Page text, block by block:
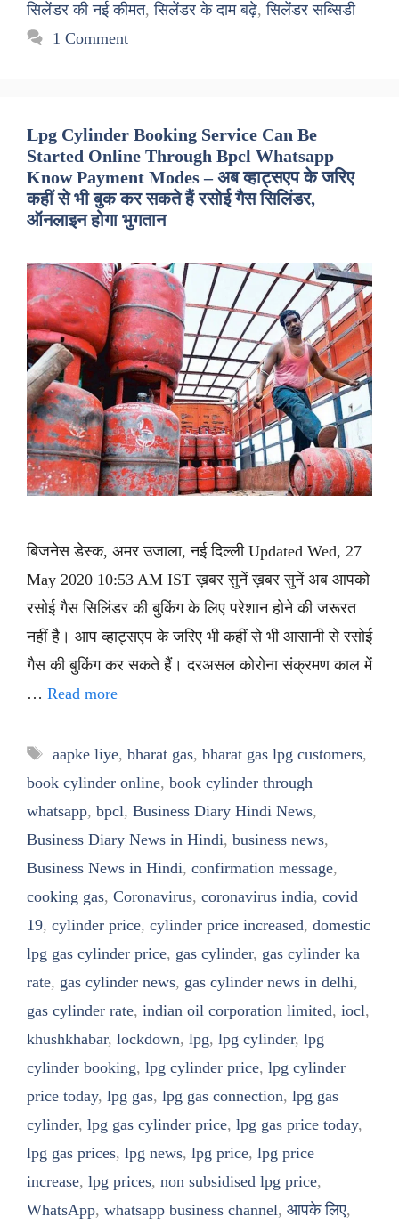
सिलेंडर की नई कीमत,सिलेंडर के दाम बढ़े,सिलेंडर सब्सिडी
1 Comment
Lpg Cylinder Booking Service Can Be
Started Online Through Bpcl Whatsapp
Know Payment Modes – अब व्हाट्सएप के जरिए
कहीं से भी बुक कर सकते हैं रसोई गैस सिलिंडर,
ऑनलाइन होगा भुगतान
बिजनेस डेस्क, अमर उजाला, नई दिल्ली Updated Wed, 27
May 2020 10:53 AM IST ख़बर सुनें ख़बर सुनें अब आपको
रसोई गैस सिलिंडर की बुकिंग के लिए परेशान होने की जरूरत
नहीं है। आप व्हाट्सएप के जरिए भी कहीं से भी आसानी से रसोई
गैस की बुकिंग कर सकते हैं। दरअसल कोरोना संक्रमण काल में
… Read more
Tags
aapke liye, bharat gas, bharat gas lpg customers,
book cylinder online, book cylinder through
whatsapp, bpcl, Business Diary Hindi News,
Business Diary News in Hindi, business news,
Business News in Hindi, confirmation message,
cooking gas, Coronavirus, coronavirus india, covid
19, cylinder price, cylinder price increased, domestic
lpg gas cylinder price, gas cylinder, gas cylinder ka
rate, gas cylinder news, gas cylinder news in delhi,
gas cylinder rate, indian oil corporation limited, iocl,
khushkhabar, lockdown, lpg, lpg cylinder, lpg
cylinder booking, lpg cylinder price, lpg cylinder
price today, lpg gas, lpg gas connection, lpg gas
cylinder, lpg gas cylinder price, lpg gas price today,
lpg gas prices, lpg news, lpg price, lpg price
increase, lpg prices, non subsidised lpg price,
WhatsApp, whatsapp business channel, आपके लिए,